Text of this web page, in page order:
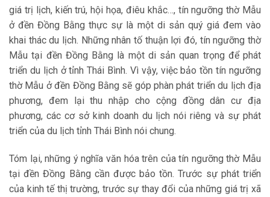
giá trị lịch, kiến trú, hội họa, điêu khắc…, tín ngưỡng thờ Mẫu
ở đền Đồng Bằng thực sự là một di sản quý giá đem vào
khai thác du lịch. Những nhân tố thuận lợi đó, tín ngưỡng thờ
Mẫu tại đền Đồng Bằng là một di sản quan trọng để phát
triển du lịch ở tỉnh Thái Bình. Vì vậy, việc bảo tồn tín ngưỡng
thờ Mẫu ở đền Đồng Bằng sẽ góp phàn phát triển du lịch địa
phương, đem lại thu nhập cho cộng đồng dân cư địa
phương, các cơ sở kinh doanh du lịch nói riêng và sự phát
triển của du lịch tỉnh Thái Bình nói chung.
Tóm lại, những ý nghĩa văn hóa trên của tín ngưỡng thờ Mẫu
tại đền Đồng Bằng cần được bảo tồn. Trước sự phát triển
của kinh tế thị trường, trước sự thay đổi của những giá trị xã